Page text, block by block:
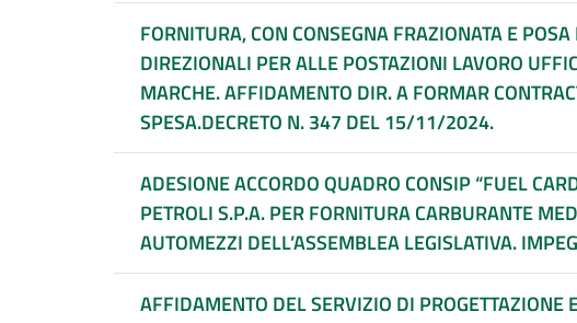
FORNITURA, CON CONSEGNA FRAZIONATA E POSA IN
DIREZIONALI PER ALLE POSTAZIONI LAVORO
MARCHE. AFFIDAMENTO DIR. A FORMAR
SPESA.DECRETO N. 347 DEL 15/11/2024.
ADESIONE ACCORDO QUADRO CONSIP “FUEL
PETROLI S.P.A. PER FORNITURA CARBURANTE
AUTOMEZZI DELL’ASSEMBLEA LEGISLATIVA.
AFFIDAMENTO DEL SERVIZIO DI PROGETTAZIONE